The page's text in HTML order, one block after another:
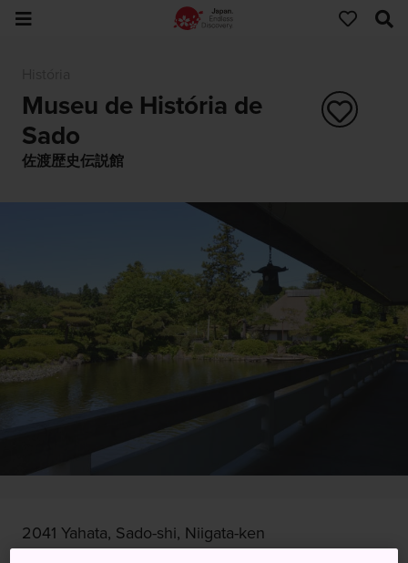
Museu de História de
Sado
佐渡歴史伝説館
2041 Yahata, Sado-shi, Niigata-ken